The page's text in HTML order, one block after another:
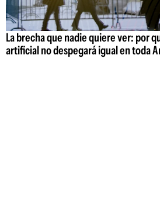
La brecha que nadie quiere ver: por
artificial no despegará igual en toda